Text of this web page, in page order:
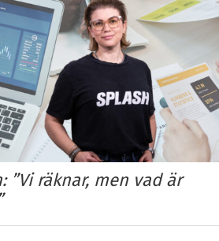
”Vi räknar, men vad är